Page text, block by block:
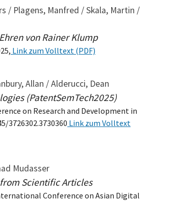
/ Plagens, Manfred / Skala, Martin /
von Rainer Klump
Link zum Volltext (PDF)
Allan / Alderucci, Dean
(PatentSemTech2025)
on Research and Development in
3726302.3730360 Link zum Volltext
Mudasser
Scientific Articles
Conference on Asian Digital